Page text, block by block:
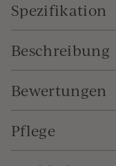
Spezifikation
Beschreibung
Bewertungen
Pflege